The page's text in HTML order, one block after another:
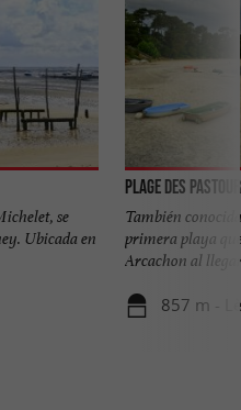
se
Ubicada en
Plage des
También
primera playa
Arcachon al
857 m -